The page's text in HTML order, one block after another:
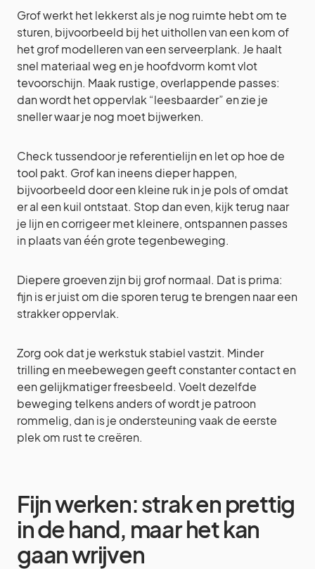
Grof werkt het lekkerst als je nog ruimte hebt om te
sturen, bijvoorbeeld bij het uithollen van een kom of
het grof modelleren van een serveerplank. Je haalt
snel materiaal weg en je hoofdvorm komt vlot
tevoorschijn. Maak rustige, overlappende passes:
dan wordt het oppervlak “leesbaarder” en zie je
sneller waar je nog moet bijwerken.
Check tussendoor je referentielijn en let op hoe de
tool pakt. Grof kan ineens dieper happen,
bijvoorbeeld door een kleine ruk in je pols of omdat
er al een kuil ontstaat. Stop dan even, kijk terug naar
je lijn en corrigeer met kleinere, ontspannen passes
in plaats van één grote tegenbeweging.
Diepere groeven zijn bij grof normaal. Dat is prima:
fijn is er juist om die sporen terug te brengen naar een
strakker oppervlak.
Zorg ook dat je werkstuk stabiel vastzit. Minder
trilling en meebewegen geeft constanter contact en
een gelijkmatiger freesbeeld. Voelt dezelfde
beweging telkens anders of wordt je patroon
rommelig, dan is je ondersteuning vaak de eerste
plek om rust te creëren.
Fijn werken: strak en prettig
in de hand, maar het kan
gaan wrijven